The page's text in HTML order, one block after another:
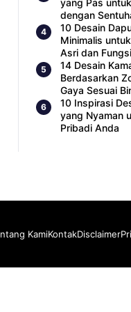
yang Pas
dengan
10 Desain
Minimalis
Asri dan
14 Desain
Berdasarkan
Gaya Sesuai
10 Inspirasi
yang Nyaman
Pribadi Anda
KamiKontakDisclaimer